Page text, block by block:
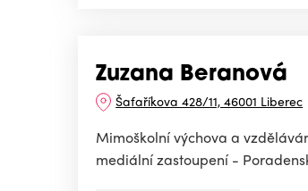
Zuzana Beranová
Šafaříkova 428/11, 46001 Liberec
Mimoškolní výchova a
mediální zastoupení -